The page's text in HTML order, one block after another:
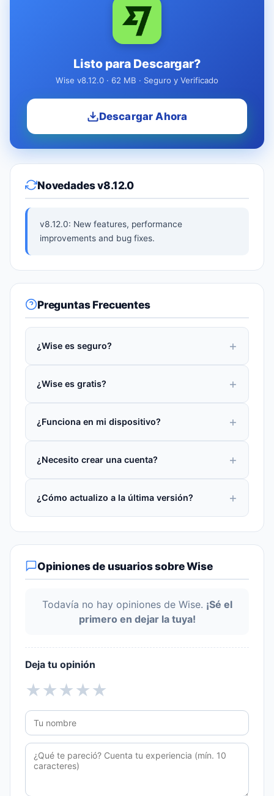
Listo para Descargar?
Wise v8.12.0 · 62 MB · Seguro y Verificado
Descargar Ahora
Novedades v8.12.0
v8.12.0: New features, performance
improvements and bug fixes.
Preguntas Frecuentes
¿Wise es seguro?
¿Wise es gratis?
¿Funciona en mi dispositivo?
¿Necesito crear una cuenta?
¿Cómo actualizo a la última versión?
Opiniones de usuarios sobre Wise
Todavía no hay opiniones de Wise. ¡Sé el
primero en dejar la tuya!
Deja tu opinión
★
★
★
★
★